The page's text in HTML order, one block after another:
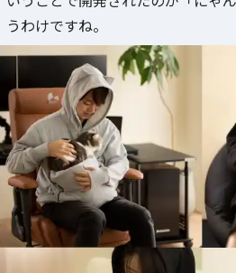
うわけですね。